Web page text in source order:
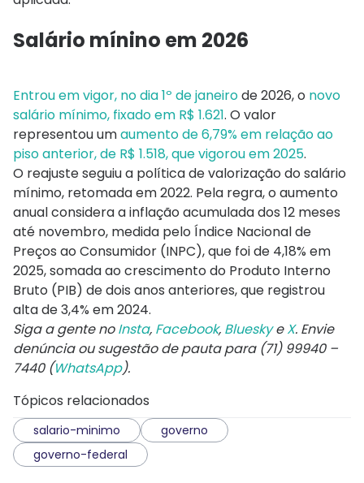
Salário mínino em 2026
Entrou em vigor, no dia 1º de janeirode 2026, o novo
salário mínimo, fixado em R$ 1.621. O valor
representou umaumento de 6,79% em relação ao
piso anterior, de R$ 1.518, que vigorou em 2025.
O reajuste seguiu a política de valorização do salário
mínimo, retomada em 2022. Pela regra, o aumento
anual considera a inflação acumulada dos 12 meses
até novembro, medida pelo Índice Nacional de
Preços ao Consumidor (INPC), que foi de 4,18% em
2025, somada ao crescimento do Produto Interno
Bruto (PIB) de dois anos anteriores, que registrou
alta de 3,4% em 2024.
Siga a gente noInsta, Facebook, BlueskyeX. Envie
denúncia ou sugestão de pauta para (71) 99940 –
7440 (WhatsApp).
Tópicos relacionados
salario-minimo
governo
governo-federal